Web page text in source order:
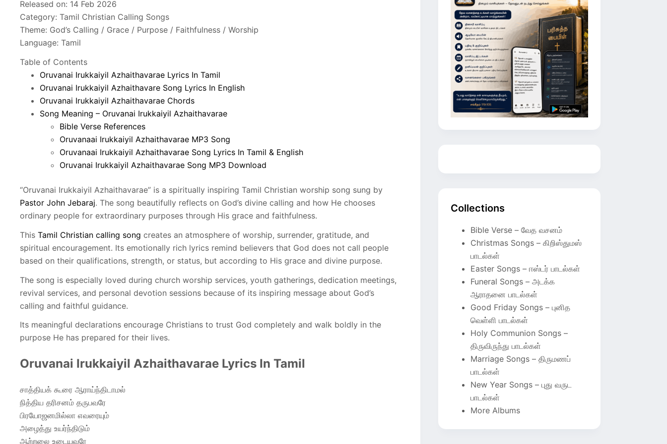
Released on: 14 Feb 2026
Category: Tamil Christian Calling Songs
Theme: God’s Calling / Grace / Purpose / Faithfulness / Worship
Language: Tamil
Table of Contents
Oruvanai Irukkaiyil Azhaithavarae Lyrics In Tamil
Oruvanai Irukkaiyil Azhaithavare Song Lyrics In English
Oruvanai Irukkaiyil Azhaithavarae Chords
Song Meaning – Oruvanai Irukkaiyil Azhaithavarae
Bible Verse References
Oruvanaai Irukkaiyil Azhaithavarae MP3 Song
Oruvanaai Irukkaiyil Azhaithavarae Song Lyrics In Tamil & English
Oruvanai Irukkaiyil Azhaithavarae Song MP3 Download
“Oruvanai Irukkaiyil Azhaithavarae” is a spiritually inspiring Tamil Christian worship song sung by
Pastor John Jebaraj. The song beautifully reflects on God’s divine calling and how He chooses
ordinary people for extraordinary purposes through His grace and faithfulness.
This Tamil Christian calling song creates an atmosphere of worship, surrender, gratitude, and
spiritual encouragement. Its emotionally rich lyrics remind believers that God does not call people
based on their qualifications, strength, or status, but according to His grace and divine purpose.
The song is especially loved during church worship services, youth gatherings, dedication meetings,
revival services, and personal devotion sessions because of its inspiring message about God’s
calling and faithful guidance.
Its meaningful declarations encourage Christians to trust God completely and walk boldly in the
purpose He has prepared for their lives.
Oruvanai Irukkaiyil Azhaithavarae Lyrics In Tamil
சாத்தியக் கூரை ஆராய்ந்திடாமல்
நித்திய தரிசனம் தருபவரே
பிரயோஜனமில்லா எவரையும்
அழைத்து உயர்ந்திடும்
ஆற்றலை உடையவரே
Collections
Bible Verse – வேத வசனம்
Christmas Songs – கிறிஸ்துமஸ்
பாடல்கள்
Easter Songs – ஈஸ்டர் பாடல்கள்
Funeral Songs – அடக்க
ஆராதனை பாடல்கள்
Good Friday Songs – புனித
வெள்ளி பாடல்கள்
Holy Communion Songs –
திருவிருந்து பாடல்கள்
Marriage Songs – திருமணப்
பாடல்கள்
New Year Songs – புது வருட
பாடல்கள்
More Albums